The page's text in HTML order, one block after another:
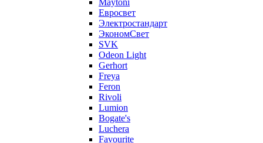
Maytoni
Евросвет
Электростандарт
ЭкономСвет
SVK
Odeon Light
Gerhort
Freya
Feron
Rivoli
Lumion
Bogate's
Luchera
Favourite